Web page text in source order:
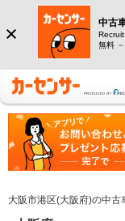
中古
無料
大阪市港区(大阪府)の中古